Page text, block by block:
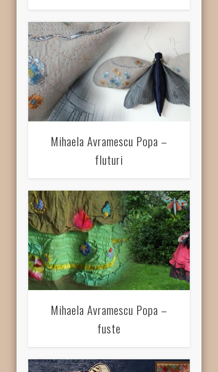
Mihaela Avramescu Popa –
fluturi
Mihaela Avramescu Popa –
fuste